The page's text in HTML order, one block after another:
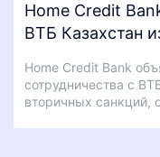
Home Credit
ВТБ Казахстан
Home Credit Bank
сотрудничества с
вторичных санкций,